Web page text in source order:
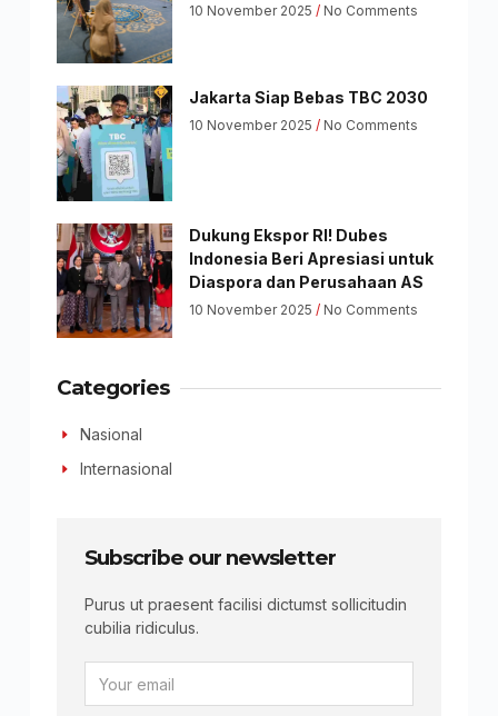
10 November 2025 No Comments
Jakarta Siap Bebas TBC 2030
10 November 2025 No Comments
Dukung Ekspor RI! Dubes
Indonesia Beri Apresiasi untuk
Diaspora dan Perusahaan AS
10 November 2025 No Comments
Categories
Nasional
Internasional
Subscribe our newsletter
Purus ut praesent facilisi dictumst sollicitudin
cubilia ridiculus.